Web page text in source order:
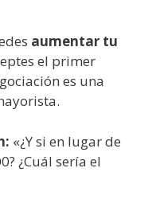
aumentar tu
el primer
es una
«¿Y si en lugar de
¿Cuál sería el